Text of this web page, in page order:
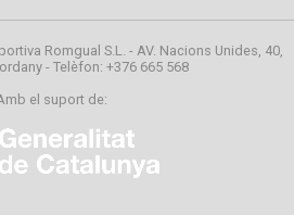
Romgual S.L. - AV. Nacions Unides, 40,
- Telèfon: +376 665 568
el suport de: